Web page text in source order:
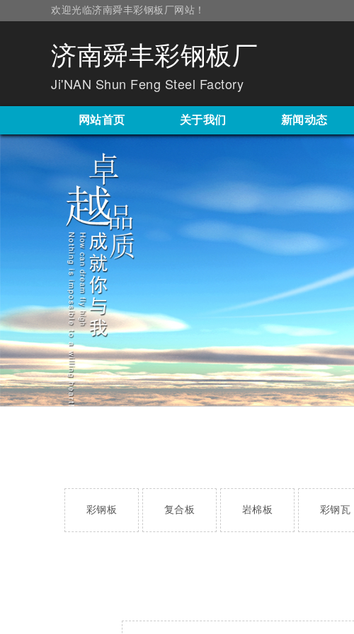
欢迎光临济南舜丰彩钢板厂网站！
济南舜丰彩钢板厂
Ji'NAN Shun Feng Steel Factory
网站首页 关于我们 新闻动态
彩钢板 复合板 岩棉板 彩钢瓦